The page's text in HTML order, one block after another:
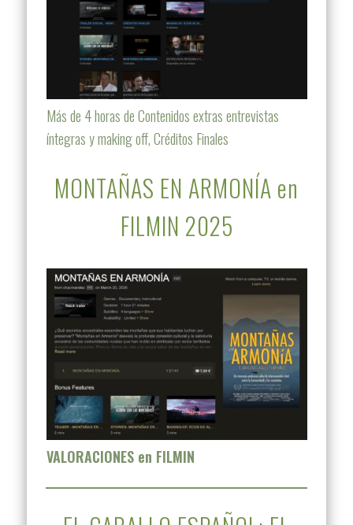
Más de 4 horas de Contenidos extras entrevistas
íntegras y making off, Créditos Finales
MONTAÑAS EN ARMONÍA en
FILMIN 2025
VALORACIONES en FILMIN